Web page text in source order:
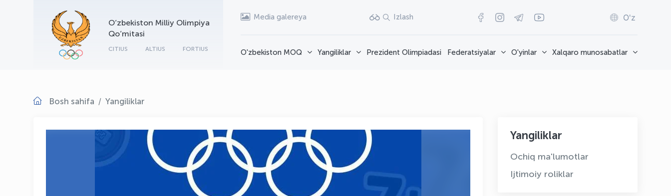
O‘zbekiston Milliy Olimpiya
Qo‘mitasi
CITIUS ALTIUS FORTIUS
Media galereya Izlash O'z
O'zbekiston MOQ Yangiliklar Prezident Olimpiadasi Federatsiyalar O'yinlar Xalqaro munosabatlar
Bosh sahifa Yangiliklar
Yangiliklar
Ochiq ma'lumotlar
Ijtimoiy roliklar